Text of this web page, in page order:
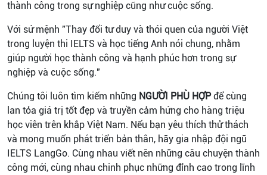
thành công trong sự nghiệp cũng như cuộc sống.
Với sứ mệnh "Thay đổi tư duy và thói quen của người Việt
trong luyện thi IELTS và học tiếng Anh nói chung, nhằm
giúp người học thành công và hạnh phúc hơn trong sự
nghiệp và cuộc sống."
Chúng tôi luôn tìm kiếm những NGƯỜI PHÙ HỢPđể cùng
lan tỏa giá trị tốt đẹp và truyền cảm hứng cho hàng triệu
học viên trên khắp Việt Nam. Nếu bạn yêu thích thử thách
và mong muốn phát triển bản thân, hãy gia nhập đội ngũ
IELTS LangGo. Cùng nhau viết nên những câu chuyện thành
công mới, cùng nhau chinh phục những đỉnh cao trong lĩnh